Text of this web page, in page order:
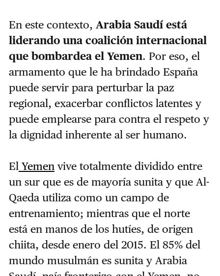
En este contexto, Arabia Saudí está
liderando una coalición internacional
que bombardea el Yemen. Por eso, el
armamento que le ha brindado España
puede servir para perturbar la paz
regional, exacerbar conflictos latentes y
puede emplearse para contra el respeto y
la dignidad inherente al ser humano.
El Yemen vive totalmente dividido entre
un sur que es de mayoría sunita y que Al-
Qaeda utiliza como un campo de
entrenamiento; mientras que el norte
está en manos de los hutíes, de origen
chiita, desde enero del 2015. El 85% del
mundo musulmán es sunita y Arabia